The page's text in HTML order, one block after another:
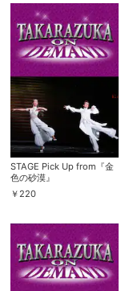
STAGE Pick Up from『金
色の砂漠』
￥220